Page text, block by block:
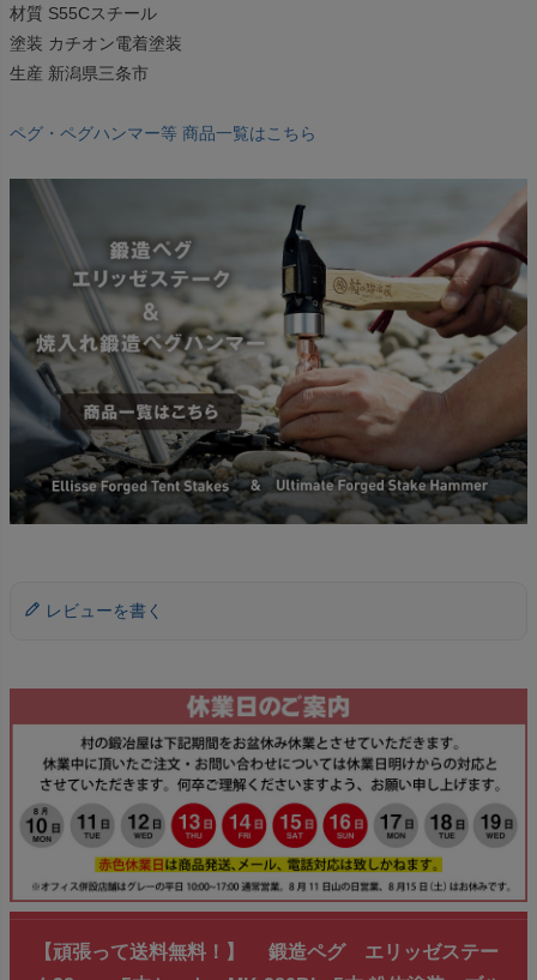
材質 S55Cスチール
塗装 カチオン電着塗装
生産 新潟県三条市
ペグ・ペグハンマー等 商品一覧はこちら
レビューを書く
【頑張って送料無料！】 鍛造ペグ エリッゼステー